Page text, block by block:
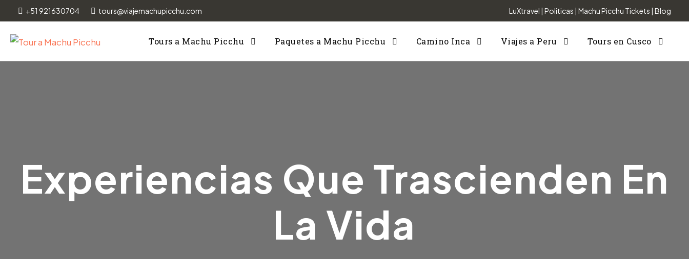
+51 921630704 tours@viajemachupicchu.com LuXtravel | Politicas | Machu Picchu Tickets | Blog
Tours a Machu Picchu Paquetes a Machu Picchu Camino Inca Viajes a Peru Tours en Cusco
Experiencias Que Trascienden En
La Vida